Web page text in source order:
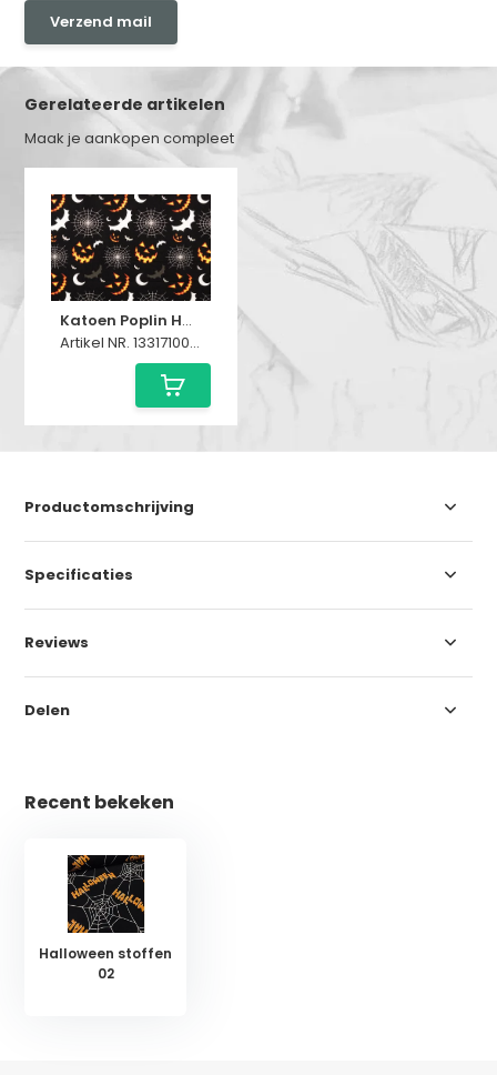
Verzend mail
Gerelateerde artikelen
Maak je aankopen compleet
Katoen Poplin Halloween
Artikel NR. 1331710001
Productomschrijving
Specificaties
Reviews
Delen
Recent bekeken
Halloween stoffen
02